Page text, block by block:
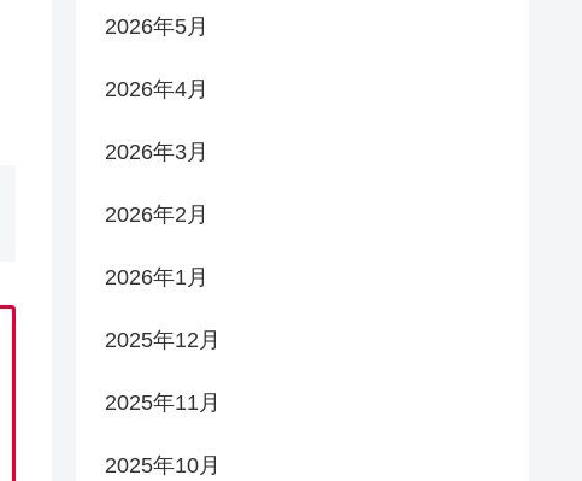
2026年5月
2026年4月
2026年3月
2026年2月
2026年1月
2025年12月
2025年11月
2025年10月